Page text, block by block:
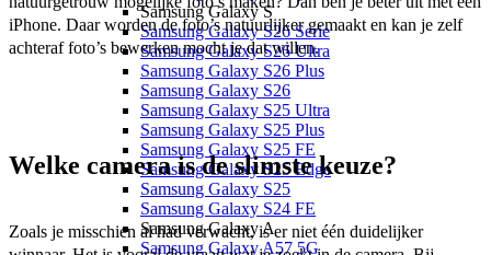
Samsung Galaxy S
Samsung Galaxy S26 Serie
Samsung Galaxy S26 Ultra
Samsung Galaxy S26 Plus
Samsung Galaxy S26
Samsung Galaxy S25 Ultra
Samsung Galaxy S25 Plus
Samsung Galaxy S25 FE
Samsung Galaxy S25 Edge
Samsung Galaxy S25
Samsung Galaxy S24 FE
Samsung Galaxy A
Samsung Galaxy A57 5G
iPhone. Daar worden de foto’s natuurlijker gemaakt en kan je zelf
achteraf foto’s bewerken mocht je dat willen.
Welke camera is de slimste keuze?
Zoals je misschien al had verwacht, is er niet één duidelijker